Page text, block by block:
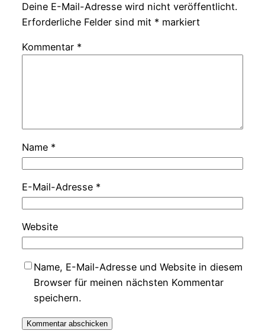
Deine E-Mail-Adresse wird nicht veröffentlicht.
Erforderliche Felder sind mit * markiert
Kommentar *
Name *
E-Mail-Adresse *
Website
Name, E-Mail-Adresse und Website in diesem
Browser für meinen nächsten Kommentar
speichern.